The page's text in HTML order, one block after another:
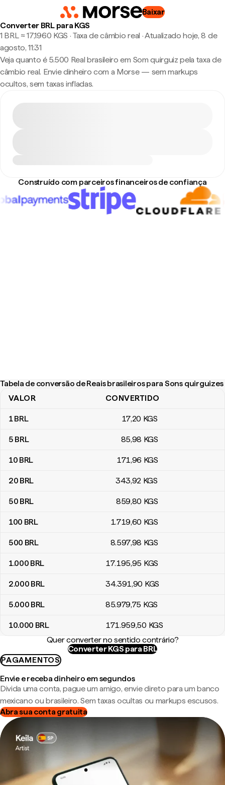
Baixar
Converter BRL para KGS
1 BRL ≈ 17,1960 KGS · Taxa de câmbio real ·Atualizado hoje, 8 de
agosto, 11:31
Veja quanto é 5.500 Real brasileiro em Som quirguiz pela taxa de
câmbio real. Envie dinheiro com a Morse — sem markups
ocultos, sem taxas infladas.
Construído com parceiros financeiros de confiança
Tabela de conversão de Reais brasileiros para Sons quirguizes
Tabela de conversão de Reais brasileiros para Sons quirguizes
VALOR CONVERTIDO
1BRL 17,20 KGS
5 BRL 85,98 KGS
10 BRL 171,96 KGS
20 BRL 343,92 KGS
50 BRL 859,80 KGS
100 BRL 1.719,60 KGS
500 BRL 8.597,98 KGS
1.000 BRL 17.195,95 KGS
2.000 BRL 34.391,90 KGS
5.000 BRL 85.979,75 KGS
10.000 BRL 171.959,50 KGS
Quer converter no sentido contrário?
Converter KGS para BRL
PAGAMENTOS
Envie e receba dinheiro em segundos
Divida uma conta, pague um amigo, envie direto para um banco
mexicano ou brasileiro. Sem taxas ocultas ou markups escusos.
Abra sua conta gratuita